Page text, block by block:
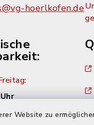
Website zu
hoerlkofen.de